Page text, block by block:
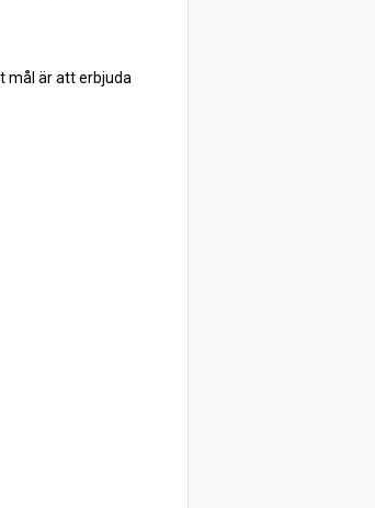
mål är att erbjuda